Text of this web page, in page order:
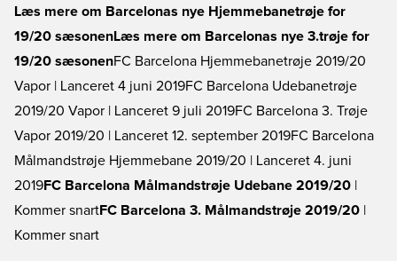
Læs mere om Barcelonas nye Hjemmebanetrøje for
19/20 sæsonenLæs mere om Barcelonas nye 3.trøje for
19/20 sæsonenFC Barcelona Hjemmebanetrøje 2019/20
Vapor | Lanceret 4 juni 2019FC Barcelona Udebanetrøje
2019/20 Vapor | Lanceret 9 juli 2019FC Barcelona 3. Trøje
Vapor 2019/20 | Lanceret 12. september 2019FC Barcelona
Målmandstrøje Hjemmebane 2019/20 | Lanceret 4. juni
2019FC Barcelona Målmandstrøje Udebane 2019/20
Kommer snartFC Barcelona 3. Målmandstrøje 2019/20
Kommer snart